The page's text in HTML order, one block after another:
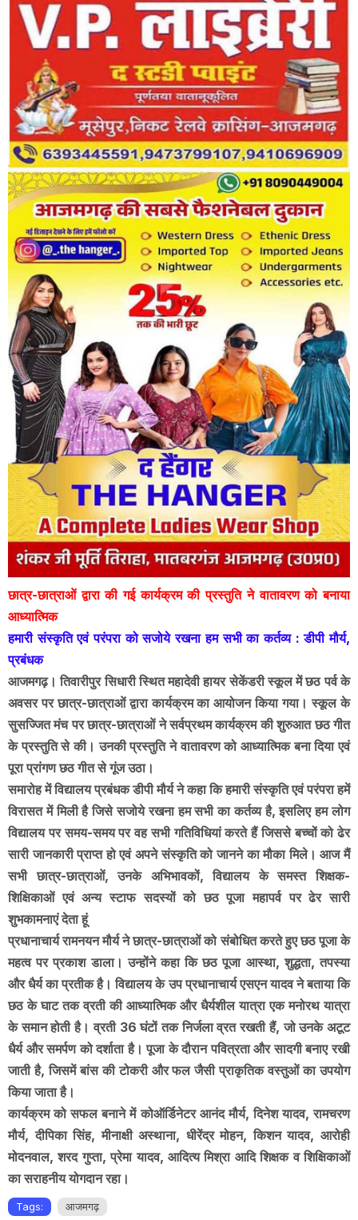
छात्र-छात्राओं द्वारा की गई कार्यक्रम की प्रस्तुति ने वातावरण को बनाया
आध्यात्मिक
हमारी संस्कृति एवं परंपरा को सजोये रखना हम सभी का कर्तव्य : डीपी मौर्य,
प्रबंधक
आजमगढ़। तिवारीपुर सिधारी स्थित महादेवी हायर सेकेंडरी स्कूल में छठ पर्व के
अवसर पर छात्र-छात्राओं द्वारा कार्यक्रम का आयोजन किया गया। स्कूल के
सुसज्जित मंच पर छात्र-छात्राओं ने सर्वप्रथम कार्यक्रम की शुरुआत छठ गीत
के प्रस्तुति से की। उनकी प्रस्तुति ने वातावरण को आध्यात्मिक बना दिया एवं
पूरा प्रांगण छठ गीत से गूंज उठा।
समारोह में विद्यालय प्रबंधक डीपी मौर्य ने कहा कि हमारी संस्कृति एवं परंपरा हमें
विरासत में मिली है जिसे सजोये रखना हम सभी का कर्तव्य है, इसलिए हम लोग
विद्यालय पर समय-समय पर वह सभी गतिविधियां करते हैं जिससे बच्चों को ढेर
सारी जानकारी प्राप्त हो एवं अपने संस्कृति को जानने का मौका मिले। आज मैं
सभी छात्र-छात्राओं, उनके अभिभावकों, विद्यालय के समस्त शिक्षक-
शिक्षिकाओं एवं अन्य स्टाफ सदस्यों को छठ पूजा महापर्व पर ढेर सारी
शुभकामनाएं देता हूं
प्रधानाचार्य रामनयन मौर्य ने छात्र-छात्राओं को संबोधित करते हुए छठ पूजा के
महत्व पर प्रकाश डाला। उन्होंने कहा कि छठ पूजा आस्था, शुद्धता, तपस्या
और धैर्य का प्रतीक है। विद्यालय के उप प्रधानाचार्य एसएन यादव ने बताया कि
छठ के घाट तक व्रती की आध्यात्मिक और धैर्यशील यात्रा एक मनोरथ यात्रा
के समान होती है। व्रती 36 घंटों तक निर्जला व्रत रखती हैं, जो उनके अटूट
धैर्य और समर्पण को दर्शाता है। पूजा के दौरान पवित्रता और सादगी बनाए रखी
जाती है, जिसमें बांस की टोकरी और फल जैसी प्राकृतिक वस्तुओं का उपयोग
किया जाता है।
कार्यक्रम को सफल बनाने में कोऑर्डिनेटर आनंद मौर्य, दिनेश यादव, रामचरण
मौर्य, दीपिका सिंह, मीनाक्षी अस्थाना, धीरेंद्र मोहन, किशन यादव, आरोही
मोदनवाल, शरद गुप्ता, प्रेमा यादव, आदित्य मिश्रा आदि शिक्षक व शिक्षिकाओं
का सराहनीय योगदान रहा।
Tags: आजमगढ़